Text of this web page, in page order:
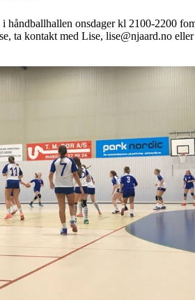
håndballhallen onsdager kl 2100-2200
ta kontakt med Lise, lise@njaard.no eller